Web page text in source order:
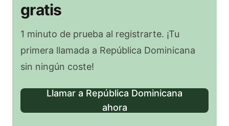
gratis
1 minuto de prueba al registrarte. ¡Tu
primera llamada a República Dominicana
sin ningún coste!
Llamar a República Dominicana
ahora